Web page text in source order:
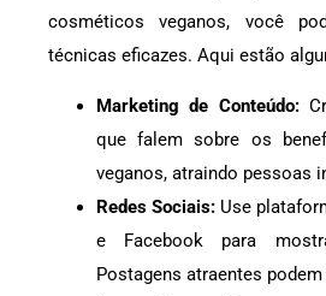
cosméticos veganos, você
técnicas eficazes. Aqui estão
Marketing de Conteúdo:
que falem sobre os
veganos, atraindo pessoas
Redes Sociais: Use
e Facebook para
Postagens atraentes